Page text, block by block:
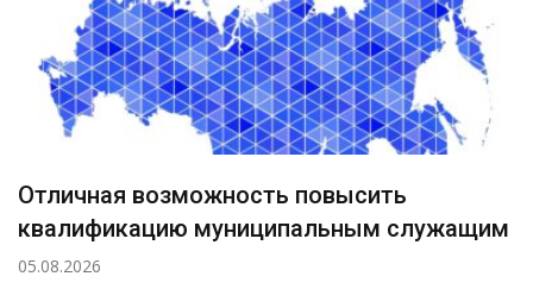
Отличная возможность повысить
квалификацию муниципальным служащим
05.08.2026